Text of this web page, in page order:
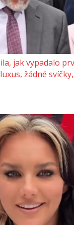
jak vypadalo
žádné